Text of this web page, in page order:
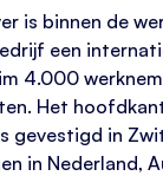
is binnen de
een
4.000
Het
gevestigd in
in Nederland,